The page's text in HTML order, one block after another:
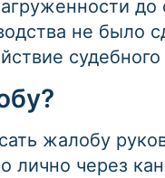
не было
жалобу
лично через